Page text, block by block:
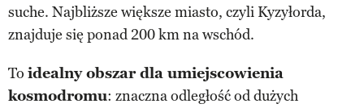
suche. Najbliższe większe miasto, czyli Kyzyłorda,
znajduje się ponad 200 km na wschód.
To idealny obszar dla umiejscowienia
kosmodromu: znaczna odległość od dużych